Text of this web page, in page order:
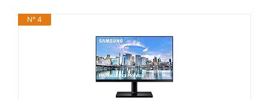
N° 4